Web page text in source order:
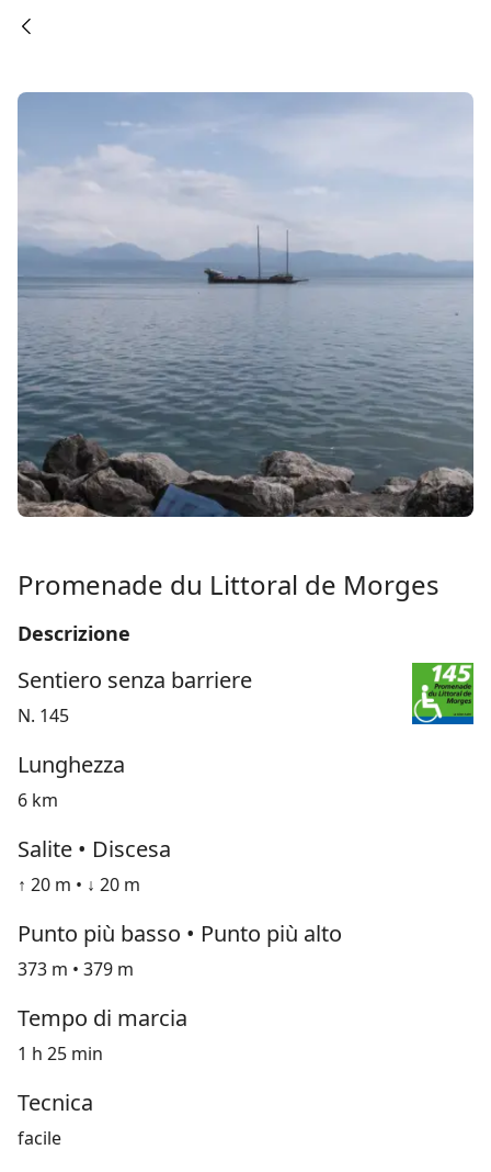
Promenade du Littoral de Morges
Descrizione
Sentiero senza barriere
N. 145
Lunghezza
6 km
Salite • Discesa
↑ 20 m • ↓ 20 m
Punto più basso • Punto più alto
373 m • 379 m
Tempo di marcia
1 h 25 min
Tecnica
facile